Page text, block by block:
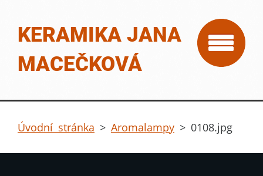
KERAMIKA JANA
MACEČKOVÁ
Úvodní stránka > Aromalampy > 0108.jpg